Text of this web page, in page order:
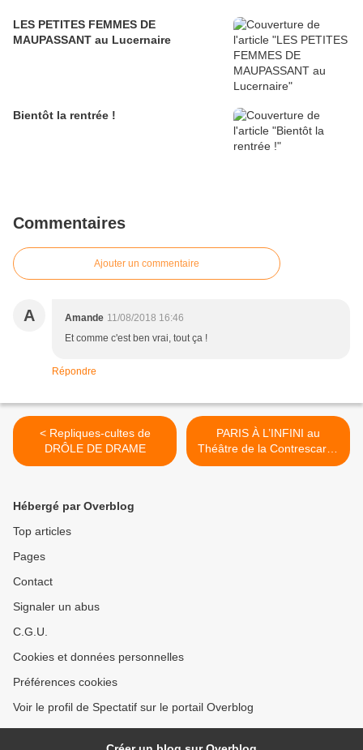
LES PETITES FEMMES DE
MAUPASSANT au Lucernaire
Bientôt la rentrée !
Commentaires
Ajouter un commentaire
A Amande 11/08/2018 16:46
Et comme c'est ben vrai, tout ça !
Répondre
< Repliques-cultes de
DRÔLE DE DRAME
PARIS À L’INFINI au
Théâtre de la Contrescarpe
>
Hébergé par Overblog
Top articles
Pages
Contact
Signaler un abus
C.G.U.
Cookies et données personnelles
Préférences cookies
Voir le profil de Spectatif sur le portail Overblog